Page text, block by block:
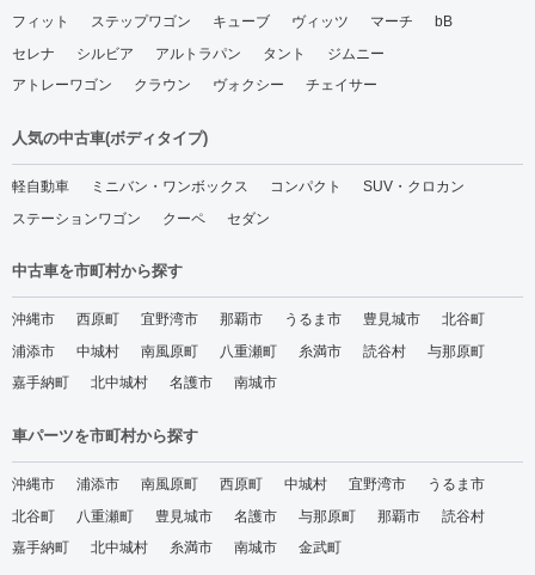
フィット
ステップワゴン キューブ ヴィッツ マーチ
bB
セレナ
シルビア アルトラパン タント
ジムニー
アトレーワゴン
クラウン ヴォクシー チェイサー
人気の中古車(ボディタイプ)
軽自動車 ミニバン・ワンボックス コンパクト
SUV・クロカン
ステーションワゴン
クーペ セダン
中古車を市町村から探す
沖縄市 西原町 宜野湾市 那覇市 うるま市 豊見城市
北谷町
浦添市
中城村 南風原町 八重瀬町 糸満市 読谷村
与那原町
嘉手納町
北中城村 名護市 南城市
車パーツを市町村から探す
沖縄市 浦添市 南風原町 西原町 中城村 宜野湾市
うるま市
北谷町
八重瀬町 豊見城市 名護市 与那原町 那覇市
読谷村
嘉手納町
北中城村 糸満市 南城市 金武町